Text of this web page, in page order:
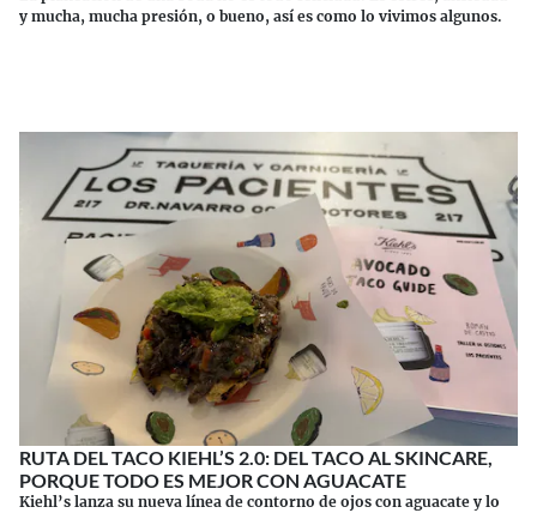
y mucha, mucha presión, o bueno, así es como lo vivimos algunos.
RUTA DEL TACO KIEHL’S 2.0: DEL TACO AL SKINCARE,
PORQUE TODO ES MEJOR CON AGUACATE
Kiehl’s lanza su nueva línea de contorno de ojos con aguacate y lo